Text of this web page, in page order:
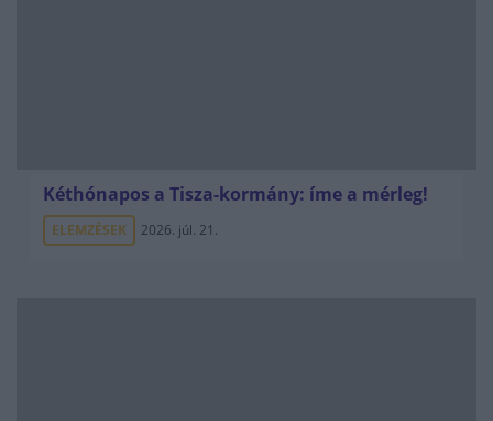
Kéthónapos a Tisza-kormány: íme a mérleg!
ELEMZÉSEK 2026. júl. 21.